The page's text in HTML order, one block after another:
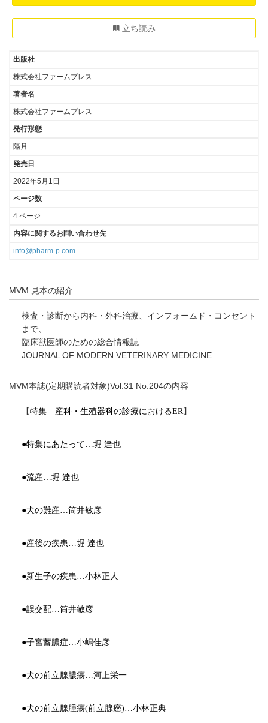
立ち読み
出版社
株式会社ファームプレス
著者名
株式会社ファームプレス
発行形態
隔月
発売日
2022年5月1日
ページ数
4 ページ
内容に関するお問い合わせ先
info@pharm-p.com
MVM 見本の紹介
検査・診断から内科・外科治療、インフォームド・コンセント
まで、
臨床獣医師のための総合情報誌
JOURNAL OF MODERN VETERINARY MEDICINE
MVM本誌(定期購読者対象)Vol.31 No.204の内容
【特集 産科・生殖器科の診療におけるER】
●特集にあたって…堀 達也
●流産…堀 達也
●犬の難産…筒井敏彦
●産後の疾患…堀 達也
●新生子の疾患…小林正人
●誤交配…筒井敏彦
●子宮蓄膿症…小嶋佳彦
●犬の前立腺膿瘍…河上栄一
●犬の前立腺腫瘍(前立腺癌)…小林正典